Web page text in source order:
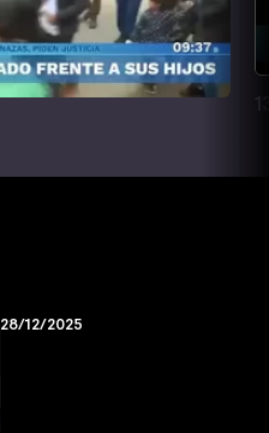
28/12/2025